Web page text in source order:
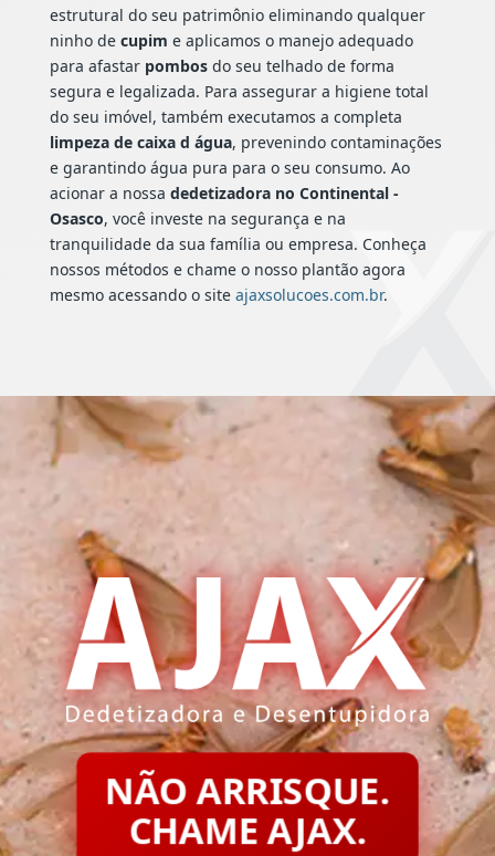
estrutural do seu patrimônio eliminando qualquer
ninho de cupim e aplicamos o manejo adequado
para afastar pombosdo seu telhado de forma
segura e legalizada. Para assegurar a higiene total
do seu imóvel, também executamos a completa
limpeza de caixa d água, prevenindo contaminações
e garantindo água pura para o seu consumo. Ao
acionar a nossa dedetizadora no Continental -
Osasco, você investe na segurança e na
tranquilidade da sua família ou empresa. Conheça
nossos métodos e chame o nosso plantão agora
mesmo acessando o site ajaxsolucoes.com.br.
NÃO ARRISQUE.
CHAME AJAX.